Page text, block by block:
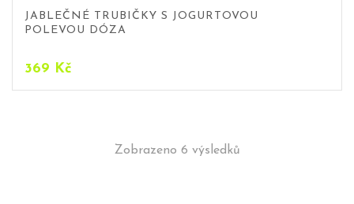
JABLEČNÉ TRUBIČKY S JOGURTOVOU
POLEVOU DÓZA
369 Kč
Zobrazeno 6 výsledků